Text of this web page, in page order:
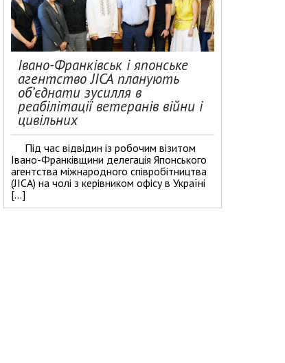
Івано-Франківськ і японське
агентство JICA планують
об’єднати зусилля в
реабілітації ветеранів війни і
цивільних
Під час відвідин із робочим візитом
Івано-Франківщини делегація Японського
агентства міжнародного співробітництва
(JICA) на чолі з керівником офісу в Україні
[…]